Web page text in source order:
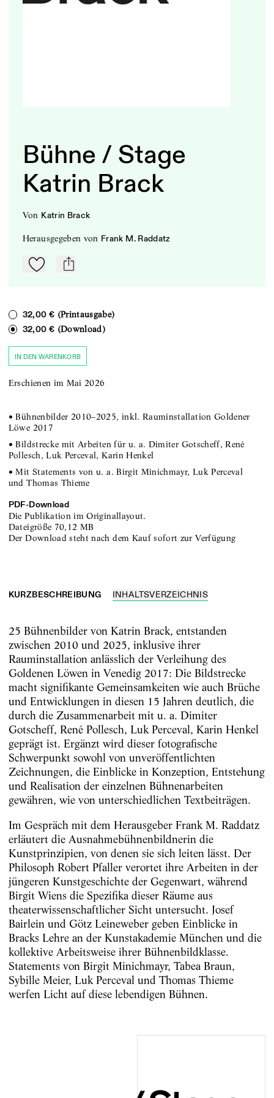
Bühne / Stage
Katrin Brack
von Katrin Brack
herausgegeben von Frank M. Raddatz
Zu Mein-TdZ hinzufügen
mail
32,00 € (Printausgabe)
32,00 € (Download)
IN DEN WARENKORB
Erschienen im Mai 2026
• Bühnenbilder 2010–2025, inkl. Rauminstallation Goldener
Löwe 2017
• Bildstrecke mit Arbeiten für u. a. Dimiter Gotscheff, René
Pollesch, Luk Perceval, Karin Henkel
• Mit Statements von u. a. Birgit Minichmayr, Luk Perceval
und Thomas Thieme
PDF-Download
Die Publikation im Originallayout.
Dateigröße 70,12 MB
Der Download steht nach dem Kauf sofort zur Verfügung
KURZBESCHREIBUNG INHALTSVERZEICHNIS
25 Bühnenbilder von Katrin Brack, entstanden
zwischen 2010 und 2025, inklusive ihrer
Rauminstallation anlässlich der Verleihung des
Goldenen Löwen in Venedig 2017: Die Bildstrecke
macht signifikante Gemeinsamkeiten wie auch Brüche
und Entwicklungen in diesen 15 Jahren deutlich, die
durch die Zusammenarbeit mit u. a. Dimiter
Gotscheff, René Pollesch, Luk Perceval, Karin Henkel
geprägt ist. Ergänzt wird dieser fotografische
Schwerpunkt sowohl von unveröffentlichten
Zeichnungen, die Einblicke in Konzeption, Entstehung
und Realisation der einzelnen Bühnenarbeiten
gewähren, wie von unterschiedlichen Textbeiträgen.
Im Gespräch mit dem Herausgeber Frank M. Raddatz
erläutert die Ausnahmebühnenbildnerin die
Kunstprinzipien, von denen sie sich leiten lässt. Der
Philosoph Robert Pfaller verortet ihre Arbeiten in der
jüngeren Kunstgeschichte der Gegenwart, während
Birgit Wiens die Spezifika dieser Räume aus
theaterwissenschaftlicher Sicht untersucht. Josef
Bairlein und Götz Leineweber geben Einblicke in
Bracks Lehre an der Kunstakademie München und die
kollektive Arbeitsweise ihrer Bühnenbildklasse.
Statements von Birgit Minichmayr, Tabea Braun,
Sybille Meier, Luk Perceval und Thomas Thieme
werfen Licht auf diese lebendigen Bühnen.